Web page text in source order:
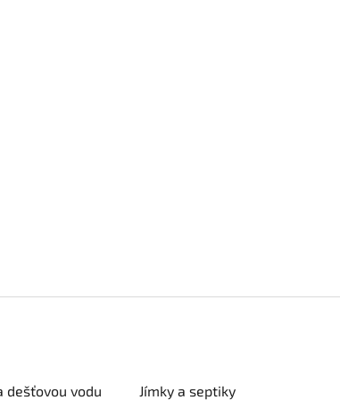
dešťovou vodu Jímky a septiky